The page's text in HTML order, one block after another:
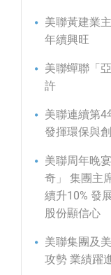
美聯黃建業
年續興旺
美聯蟬聯「
許
美聯連續第4
發揮環保與
美聯周年晚
奇」 集團主
續升10% 發
股份顯信心
美聯集團及
攻勢 業績躍